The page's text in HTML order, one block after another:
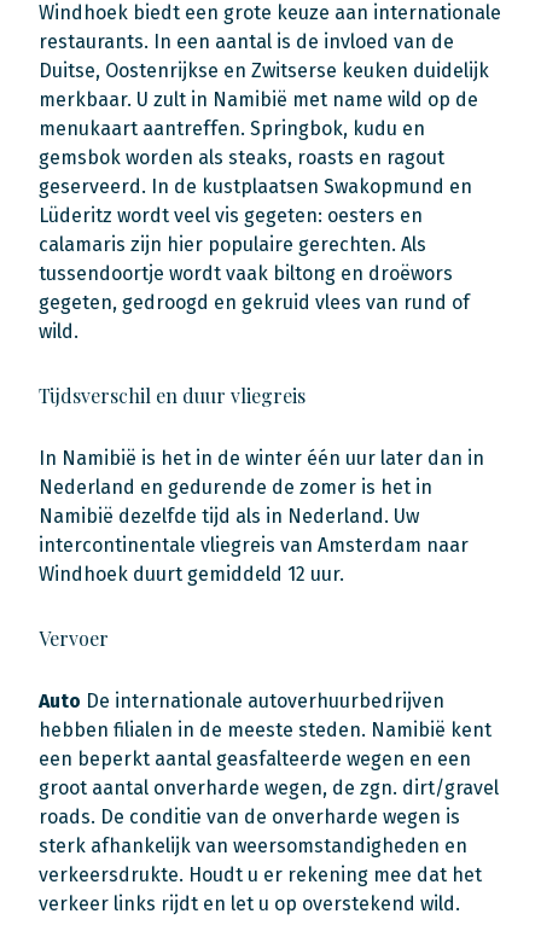
Windhoek biedt een grote keuze aan internationale
restaurants. In een aantal is de invloed van de
Duitse, Oostenrijkse en Zwitserse keuken duidelijk
merkbaar. U zult in Namibië met name wild op de
menukaart aantreffen. Springbok, kudu en
gemsbok worden als steaks, roasts en ragout
geserveerd. In de kustplaatsen Swakopmund en
Lüderitz wordt veel vis gegeten: oesters en
calamaris zijn hier populaire gerechten. Als
tussendoortje wordt vaak biltong en droëwors
gegeten, gedroogd en gekruid vlees van rund of
wild.
Tijdsverschil en duur vliegreis
In Namibië is het in de winter één uur later dan in
Nederland en gedurende de zomer is het in
Namibië dezelfde tijd als in Nederland. Uw
intercontinentale vliegreis van Amsterdam naar
Windhoek duurt gemiddeld 12 uur.
Vervoer
Auto De internationale autoverhuurbedrijven
hebben filialen in de meeste steden. Namibië kent
een beperkt aantal geasfalteerde wegen en een
groot aantal onverharde wegen, de zgn. dirt/gravel
roads. De conditie van de onverharde wegen is
sterk afhankelijk van weersomstandigheden en
verkeersdrukte. Houdt u er rekening mee dat het
verkeer links rijdt en let u op overstekend wild.